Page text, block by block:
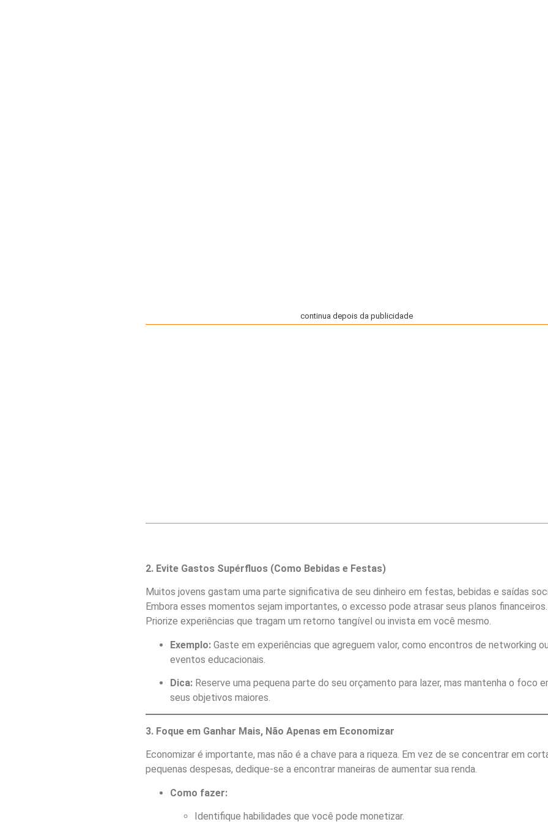
continua depois da publicidade
2. Evite Gastos Supérfluos (Como Bebidas e Festas)
Muitos jovens gastam uma parte significativa de seu dinheiro em festas, bebidas e saídas
Embora esses momentos sejam importantes, o excesso pode atrasar seus planos financeiros.
Priorize experiências que tragam um retorno tangível ou invista em você mesmo.
Exemplo:Gaste em experiências que agreguem valor, como encontros de networking
eventos educacionais.
Dica:Reserve uma pequena parte do seu orçamento para lazer, mas mantenha o foco
seus objetivos maiores.
3. Foque em Ganhar Mais, Não Apenas em Economizar
Economizar é importante, mas não é a chave para a riqueza. Em vez de se concentrar em
pequenas despesas, dedique-se a encontrar maneiras de aumentar sua renda.
Como fazer:
Identifique habilidades que você pode monetizar.